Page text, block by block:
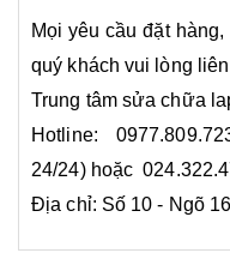
Mọi yêu cầu đặt
quý khách vui lòng
Trung tâm sửa chữa
Hotline:
24/24) hoặc
Địa chỉ: Số 10 - Ngõ